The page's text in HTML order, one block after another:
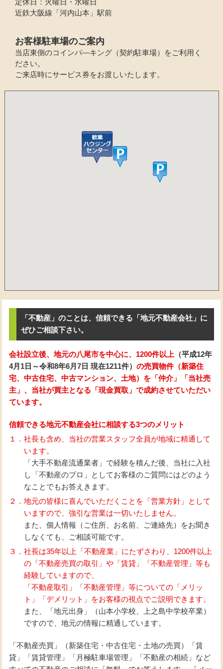
定休日：火曜日・水曜日
近鉄大阪線「河内山本」駅前
お客様駐車場のご案内
当店東側のコインパ―キング（契約駐車場）をご利用く
ださい。
ご来店時にサービス券をお渡しいたします。
「不動産」のことは、信頼できる「地元不動産会社」に
ぜひご相談下さい。
会社設立後、地元の八尾市を中心に、1200件以上 （平成12年
4月1日～令和8年6月7日 現在1211件） の売買物件（新築住
宅、中古住宅、中古マンション、土地）を「仲介」「当社売
主」、当社が買主となる「現金買取」で成約させていただい
ています。
信頼できる地元不動産会社に相談する3つのメリット
１．社長も含め、当社の営業スタッフ全員が地域に精通して
います。
「大手不動産流通業者」で経験を積んだ後、当社に入社
し「不動産のプロ」としてお客様のご質問にはどのよう
なことでもお答えきます。
２．地元の皆様に喜んでいただくことを「営業方針」として
いますので、強引な営業は一切いたしません。
また、個人情報（ご住所、お名前、ご連絡先）をお聞き
しなくても、ご相談可能です。
３．社長は35年以上「不動産業」にたずさわり、1200件以上
の「不動産売買の取引」や「賃貸」「不動産管理」等も
経験していますので、
「不動産取引」「不動産管理」等についての「メリッ
ト」「デメリット」をお客様の視点でご説明できます。
また、「地元出身」（山本小学校、上之島中学校卒業）
ですので、地元の情報に精通しています。
「不動産売買」（新築住宅・中古住宅・土地の売買）「賃
貸」「賃貸管理」「月極駐車場管理」「不動産の相続」など